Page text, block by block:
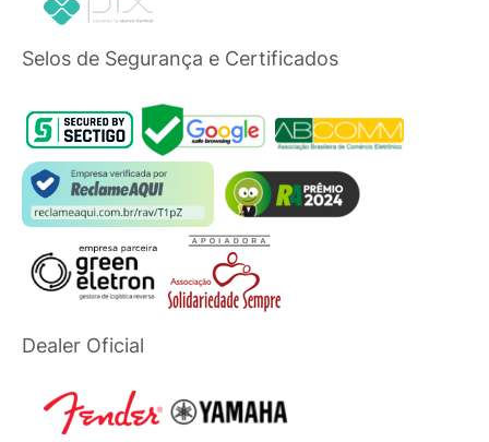
Selos de Segurança e Certificados
Dealer Oficial